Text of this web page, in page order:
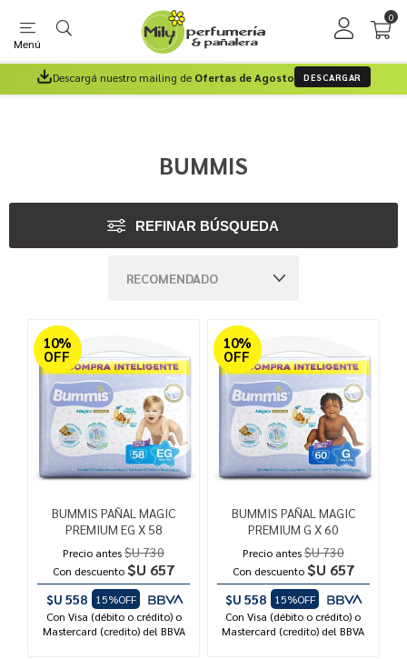
Menú
0
Descargá nuestro mailing de Ofertas de Agosto DESCARGAR
BUMMIS
REFINAR BÚSQUEDA
10%
OFF
BUMMIS PAÑAL MAGIC
PREMIUM EG X 58
Precio antes$U 730
Con descuento $U 657
$U 558
15%OFF
Con Visa (débito o crédito) o
Mastercard (credito) del BBVA
10%
OFF
BUMMIS PAÑAL MAGIC
PREMIUM G X 60
Precio antes$U 730
Con descuento $U 657
$U 558
15%OFF
Con Visa (débito o crédito) o
Mastercard (credito) del BBVA